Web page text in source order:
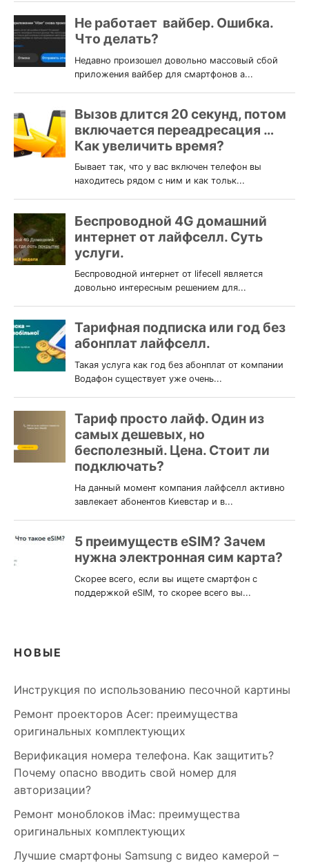
НОВЫЕ
Инструкция по использованию песочной картины
Ремонт проекторов Acer: преимущества
оригинальных комплектующих
Верификация номера телефона. Как защитить?
Почему опасно вводить свой номер для
авторизации?
Ремонт моноблоков iMac: преимущества
оригинальных комплектующих
Лучшие смартфоны Samsung c видео камерой –